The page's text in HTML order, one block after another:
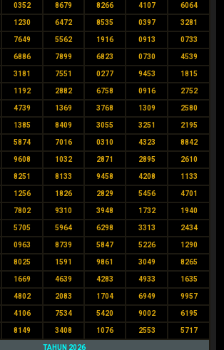
0352 8679 8266 4107 6064
1230 6472 8535 0397 3281
7649 5562 1916 0913 0733
6886 7899 6823 0730 4539
3181 7551 0277 9453 1815
1192 2882 6758 0916 2752
4739 1369 3768 1309 2580
1385 8409 3055 3251 2195
5874 7016 0310 4323 8842
9608 1032 2871 2895 2610
8251 8133 9458 4208 1133
1256 1826 2829 5456 4701
7802 9310 3948 1732 1940
5705 5964 6298 3313 2434
0963 8739 5847 5226 1290
8025 1591 9861 3049 8265
1669 4639 4283 4933 1635
4802 2083 1704 6949 9957
4106 7534 5420 9002 6195
8149 3408 1076 2553 5717
TAHUN 2026